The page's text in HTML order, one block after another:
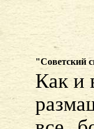
"Советский
Как и